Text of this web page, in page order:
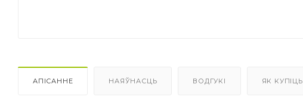
АПІСАННЕ НАЯЎНАСЦЬ ВОДГУКІ ЯК КУПІЦЬ